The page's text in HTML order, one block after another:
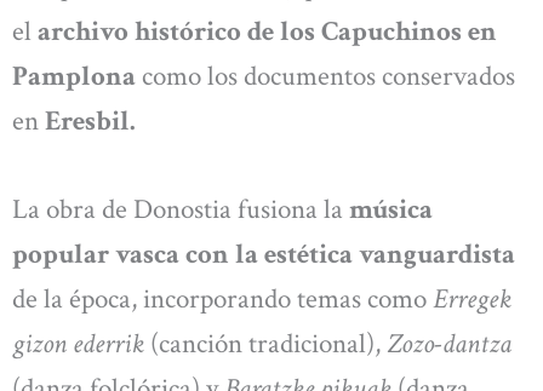
el archivo histórico de los Capuchinos en
Pamplona como los documentos conservados
enEresbil.
La obra de Donostia fusiona la música
popular vasca con la estética vanguardista
de la época, incorporando temas comoErregek
gizon ederrik (canción tradicional), Zozo-dantza